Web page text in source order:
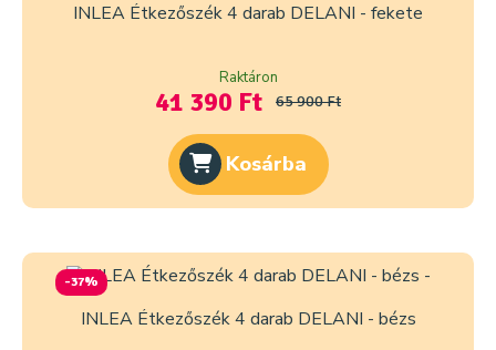
INLEA Étkezőszék 4 darab DELANI - fekete
Raktáron
41 390 Ft 65 900 Ft
Kosárba
-37%
INLEA Étkezőszék 4 darab DELANI - bézs